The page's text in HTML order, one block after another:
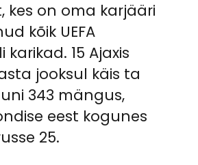
kes on oma karjääri
kõik UEFA
15 Ajaxis
jooksul käis ta
343 mängus,
eest kogunes
25.